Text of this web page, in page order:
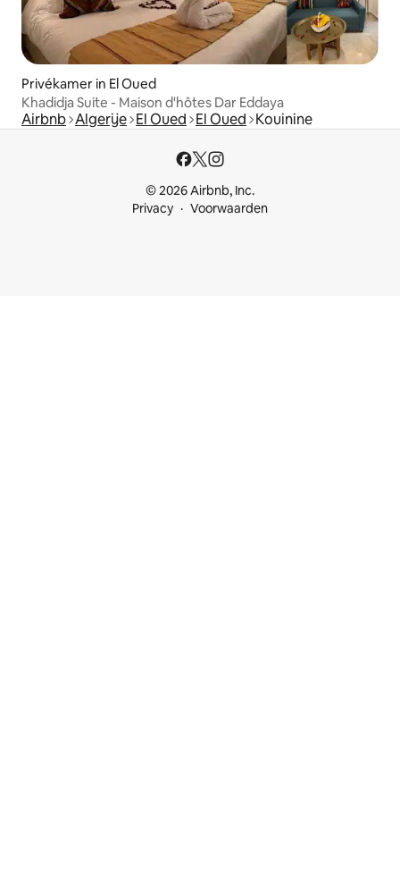
Privékamer in El Oued
Khadidja Suite - Maison d'hôtes Dar Eddaya
Airbnb Algerije El Oued El Oued Kouinine
© 2026 Airbnb, Inc.
Privacy
Voorwaarden